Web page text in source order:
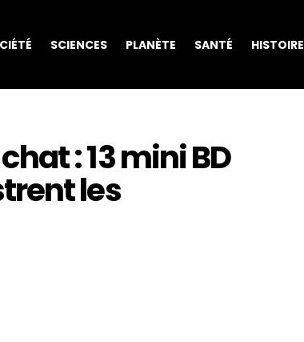
SCIENCES PLANÈTE SANTÉ HISTOIRE
: 13 mini BD
les